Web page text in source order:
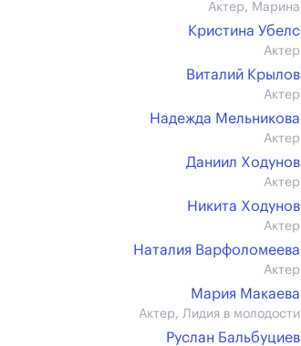
Актер, Марина
Кристина Убелс
Актер
Виталий Крылов
Актер
Надежда Мельникова
Актер
Даниил Ходунов
Актер
Никита Ходунов
Актер
Наталия Варфоломеева
Актер
Мария Макаева
Актер, Лидия в молодости
Руслан Бальбуциев